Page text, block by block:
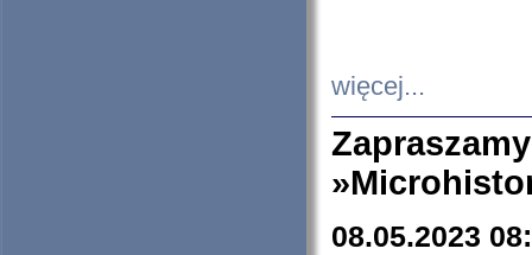
więcej...
08.05.2023